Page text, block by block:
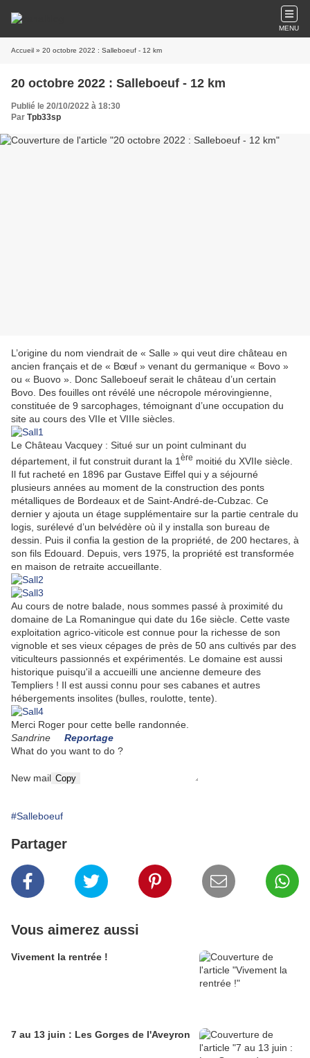
MENU
Accueil » 20 octobre 2022 : Salleboeuf - 12 km
20 octobre 2022 : Salleboeuf - 12 km
Publié le 20/10/2022 à 18:30
Par Tpb33sp
L’origine du nom viendrait de « Salle » qui veut dire château en
ancien français et de « Bœuf » venant du germanique « Bovo »
ou « Buovo ». Donc Salleboeuf serait le château d’un certain
Bovo. Des fouilles ont révélé une nécropole mérovingienne,
constituée de 9 sarcophages, témoignant d’une occupation du
site au cours des VIIe et VIIIe siècles.
Le Château Vacquey : Situé sur un point culminant du
département, il fut construit durant la 1 ère moitié du XVIIe siècle.
Il fut racheté en 1896 par Gustave Eiffel qui y a séjourné
plusieurs années au moment de la construction des ponts
métalliques de Bordeaux et de Saint-André-de-Cubzac. Ce
dernier y ajouta un étage supplémentaire sur la partie centrale du
logis, surélevé d’un belvédère où il y installa son bureau de
dessin. Puis il confia la gestion de la propriété, de 200 hectares, à
son fils Edouard. Depuis, vers 1975, la propriété est transformée
en maison de retraite accueillante.
Au cours de notre balade, nous sommes passé à proximité du
domaine de La Romaningue qui date du 16e siècle. Cette vaste
exploitation agrico-viticole est connue pour la richesse de son
vignoble et ses vieux cépages de près de 50 ans cultivés par des
viticulteurs passionnés et expérimentés. Le domaine est aussi
historique puisqu'il a accueilli une ancienne demeure des
Templiers ! Il est aussi connu pour ses cabanes et autres
hébergements insolites (bulles, roulotte, tente).
Merci Roger pour cette belle randonnée.
Sandrine Reportage
What do you want to do ?
New mail Copy
#Salleboeuf
Partager
Vous aimerez aussi
Vivement la rentrée !
7 au 13 juin : Les Gorges de l'Aveyron